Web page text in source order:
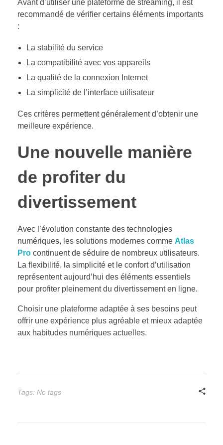
Avant d’utiliser une plateforme de streaming, il est
recommandé de vérifier certains éléments importants
:
La stabilité du service
La compatibilité avec vos appareils
La qualité de la connexion Internet
La simplicité de l’interface utilisateur
Ces critères permettent généralement d’obtenir une
meilleure expérience.
Une nouvelle manière
de profiter du
divertissement
Avec l’évolution constante des technologies
numériques, les solutions modernes comme Atlas
Pro continuent de séduire de nombreux utilisateurs.
La flexibilité, la simplicité et le confort d’utilisation
représentent aujourd’hui des éléments essentiels
pour profiter pleinement du divertissement en ligne.
Choisir une plateforme adaptée à ses besoins peut
offrir une expérience plus agréable et mieux adaptée
aux habitudes numériques actuelles.
Tags: No tags